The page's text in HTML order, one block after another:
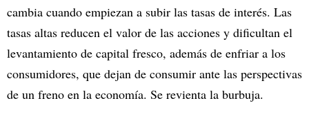
cambia cuando empiezan a subir las tasas de interés. Las
tasas altas reducen el valor de las acciones y dificultan el
levantamiento de capital fresco, además de enfriar a los
consumidores, que dejan de consumir ante las perspectivas
de un freno en la economía. Se revienta la burbuja.